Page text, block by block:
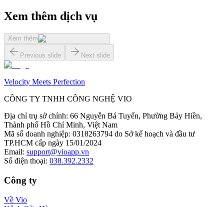
Xem thêm dịch vụ
Xem thêm
Previous slide Next slide
Velocity Meets Perfection
CÔNG TY TNHH CÔNG NGHỆ VIO
Địa chỉ trụ sở chính: 66 Nguyễn Bá Tuyển, Phường Bảy Hiền,
Thành phố Hồ Chí Minh, Việt Nam
Mã số doanh nghiệp: 0318263794 do Sở kế hoạch và đầu tư
TP.HCM cấp ngày 15/01/2024
Email: support@vioapp.vn
Số điện thoại: 038.392.2332
Công ty
Về Vio